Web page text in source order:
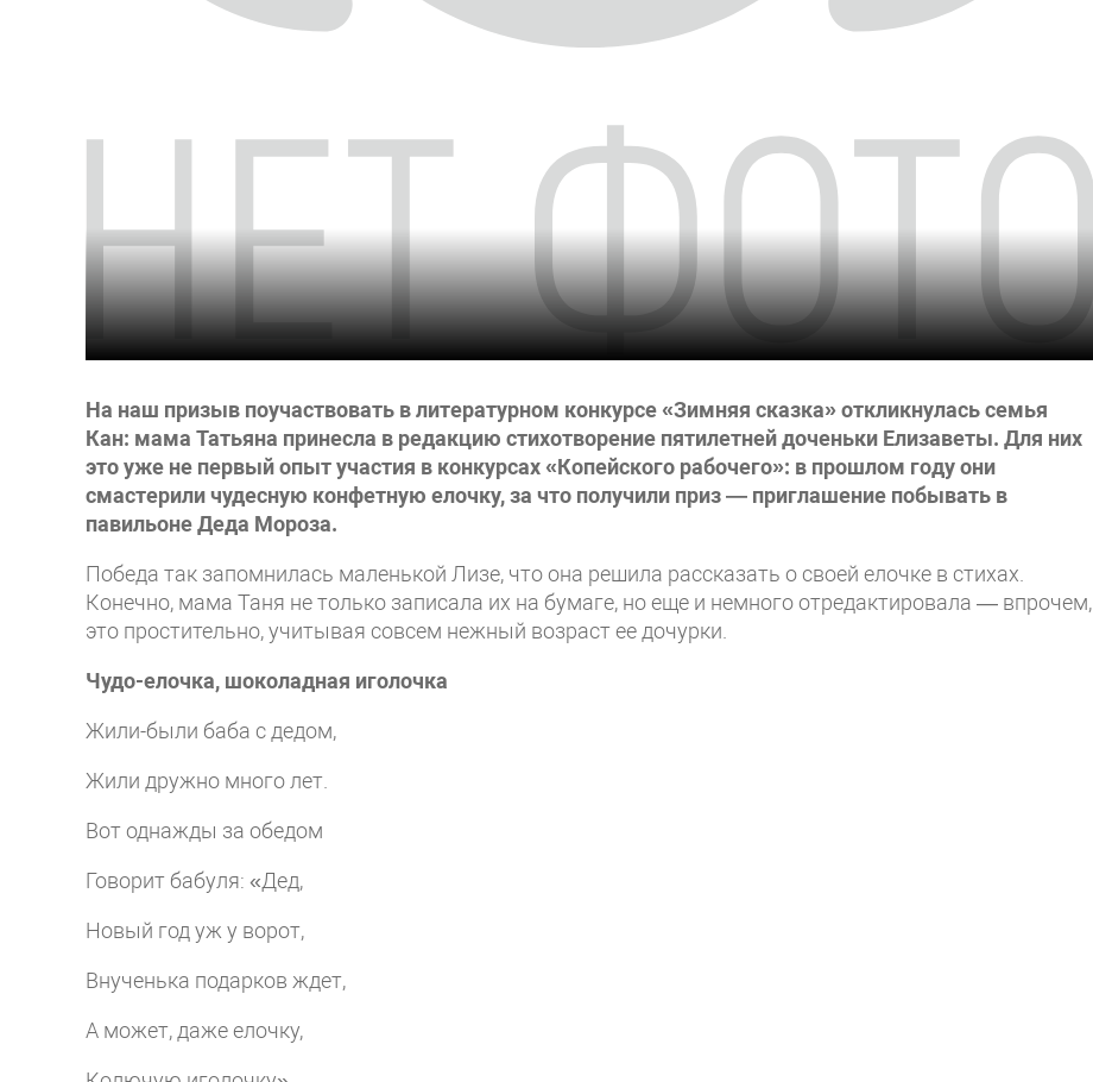
На наш призыв поучаствовать в литературном конкурсе «Зимняя сказка» откликнулась семья
Кан: мама Татьяна принесла в редакцию стихотворение пятилетней доченьки Елизаветы. Для них
это уже не первый опыт участия в конкурсах «Копейского рабочего»: в прошлом году они
смастерили чудесную конфетную елочку, за что получили приз — приглашение побывать в
павильоне Деда Мороза.
Победа так запомнилась маленькой Лизе, что она решила рассказать о своей елочке в стихах.
Конечно, мама Таня не только записала их на бумаге, но еще и немного отредактировала — впрочем,
это простительно, учитывая совсем нежный возраст ее дочурки.
Чудо-елочка, шоколадная иголочка
Жили-были баба с дедом,
Жили дружно много лет.
Вот однажды за обедом
Говорит бабуля: «Дед,
Новый год уж у ворот,
Внученька подарков ждет,
А может, даже елочку,